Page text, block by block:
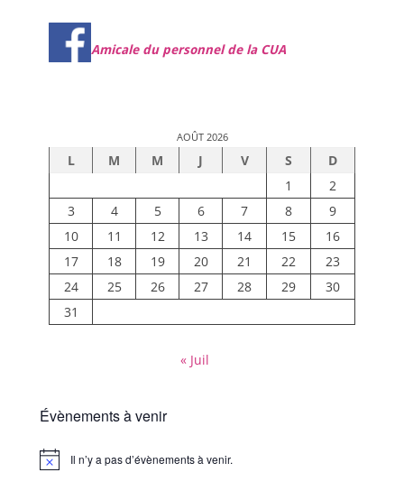
Amicale du personnel de la CUA
AOÛT 2026
L M M J V S
D
1
2
3
4 5 6 7 8
9
10
11 12 13 14 15
16
17
18 19 20 21 22
23
24
25 26 27 28 29
30
31
« Juil
Évènements à venir
Notice Il n’y a pas d’évènements à venir.